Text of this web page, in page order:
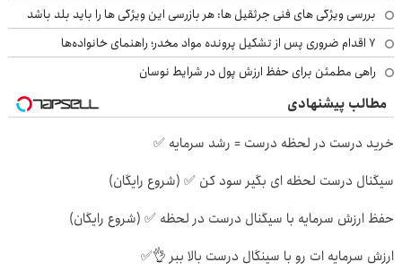
بررسی ویژگی های فنی جرثقیل ها: هر بازرسی این ویژگی ها را باید بلد باشد
۷ اقدام ضروری پس از تشکیل پرونده مواد مخدر؛ راهنمای خانواده‌ها
راهی مطمئن برای حفظ ارزش پول در شرایط نوسان
مطالب پیشنهادی
خرید درست در لحظه درست = رشد سرمایه ✅
سیگنال درست لحظه ای بگیر سود کن ✅ (شروع رایگان)
حفظ ارزش سرمایه با سیگنال درست در لحظه ✅ (شروع رایگان)
ارزش سرمایه ات رو با سینگال درست بالا ببر 👌✅